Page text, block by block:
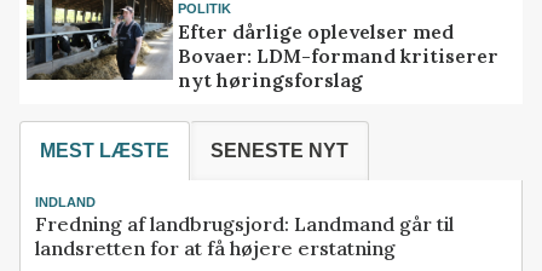
POLITIK
Efter dårlige oplevelser med
Bovaer: LDM-formand kritiserer
nyt høringsforslag
MEST LÆSTE SENESTE NYT
INDLAND
Fredning af landbrugsjord: Landmand går til
landsretten for at få højere erstatning